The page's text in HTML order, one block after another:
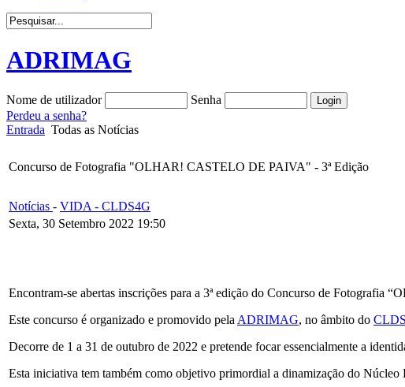
ADRIMAG
Nome de utilizador
Senha
Perdeu a senha?
Entrada Todas as Notícias
Concurso de Fotografia "OLHAR! CASTELO DE PAIVA" - 3ª Edição
Notícias - VIDA - CLDS4G
Sexta, 30 Setembro 2022 19:50
Encontram-se abertas inscrições para a 3ª edição do Concurso de Fotografia
Este concurso é organizado e promovido pela ADRIMAG, no âmbito do
Decorre de 1 a 31 de outubro de 2022 e pretende focar essencialmente a
Esta iniciativa tem também como objetivo primordial a dinamização do Núcleo